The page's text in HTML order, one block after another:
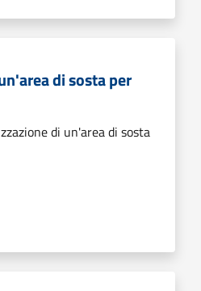
di sosta per
di un'area di sosta